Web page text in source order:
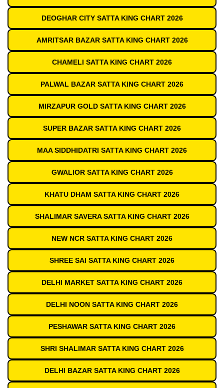
DEOGHAR CITY SATTA KING CHART 2026
AMRITSAR BAZAR SATTA KING CHART 2026
CHAMELI SATTA KING CHART 2026
PALWAL BAZAR SATTA KING CHART 2026
MIRZAPUR GOLD SATTA KING CHART 2026
SUPER BAZAR SATTA KING CHART 2026
MAA SIDDHIDATRI SATTA KING CHART 2026
GWALIOR SATTA KING CHART 2026
KHATU DHAM SATTA KING CHART 2026
SHALIMAR SAVERA SATTA KING CHART 2026
NEW NCR SATTA KING CHART 2026
SHREE SAI SATTA KING CHART 2026
DELHI MARKET SATTA KING CHART 2026
DELHI NOON SATTA KING CHART 2026
PESHAWAR SATTA KING CHART 2026
SHRI SHALIMAR SATTA KING CHART 2026
DELHI BAZAR SATTA KING CHART 2026